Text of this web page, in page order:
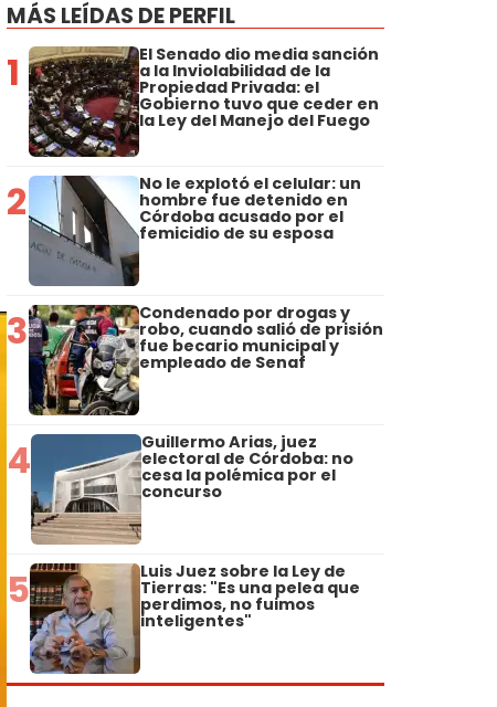
MÁS LEÍDAS DE PERFIL
1 El Senado dio media sanción
a la Inviolabilidad de la
Propiedad Privada: el
Gobierno tuvo que ceder en
la Ley del Manejo del Fuego
2 No le explotó el celular: un
hombre fue detenido en
Córdoba acusado por el
femicidio de su esposa
3 Condenado por drogas y
robo, cuando salió de prisión
fue becario municipal y
empleado de Senaf
4 Guillermo Arias, juez
electoral de Córdoba: no
cesa la polémica por el
concurso
5 Luis Juez sobre la Ley de
Tierras: "Es una pelea que
perdimos, no fuimos
inteligentes"